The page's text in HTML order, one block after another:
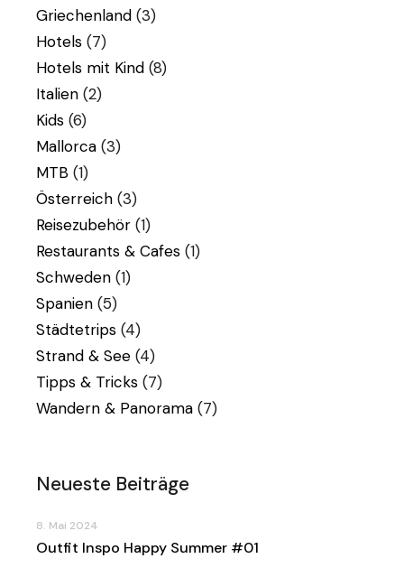
Griechenland (3)
Hotels (7)
Hotels mit Kind (8)
Italien (2)
Kids (6)
Mallorca (3)
MTB (1)
Österreich (3)
Reisezubehör (1)
Restaurants & Cafes (1)
Schweden (1)
Spanien (5)
Städtetrips (4)
Strand & See (4)
Tipps & Tricks (7)
Wandern & Panorama (7)
Neueste Beiträge
Outfit Inspo Happy Summer #01
8. Mai 2024